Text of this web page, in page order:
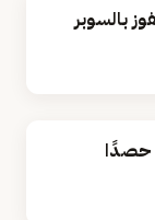
بالسوبر
حصدًا